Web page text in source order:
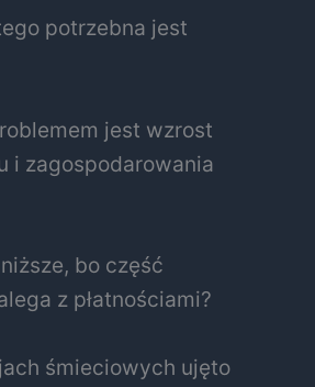
potrzebna jest
jest wzrost
i zagospodarowania
bo część
z płatnościami?
śmieciowych ujęto